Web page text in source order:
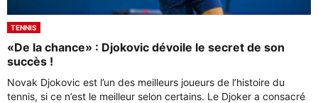
TENNIS
«De la chance» : Djokovic dévoile le secret de son
succès !
Novak Djokovic est l’un des meilleurs joueurs de l’histoire du
tennis, si ce n’est le meilleur selon certains. Le Djoker a consacré